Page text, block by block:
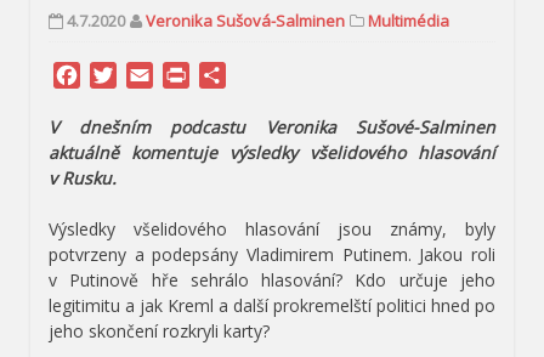
4.7.2020 Veronika Sušová-Salminen Multimédia
Facebook
Twitter
Email Print
V dnešním podcastu Veronika Sušové-Salminen
aktuálně komentuje výsledky všelidového hlasování
v Rusku.
Výsledky všelidového hlasování jsou známy, byly
potvrzeny a podepsány Vladimirem Putinem. Jakou roli
v Putinově hře sehrálo hlasování? Kdo určuje jeho
legitimitu a jak Kreml a další prokremelští politici hned po
jeho skončení rozkryli karty?